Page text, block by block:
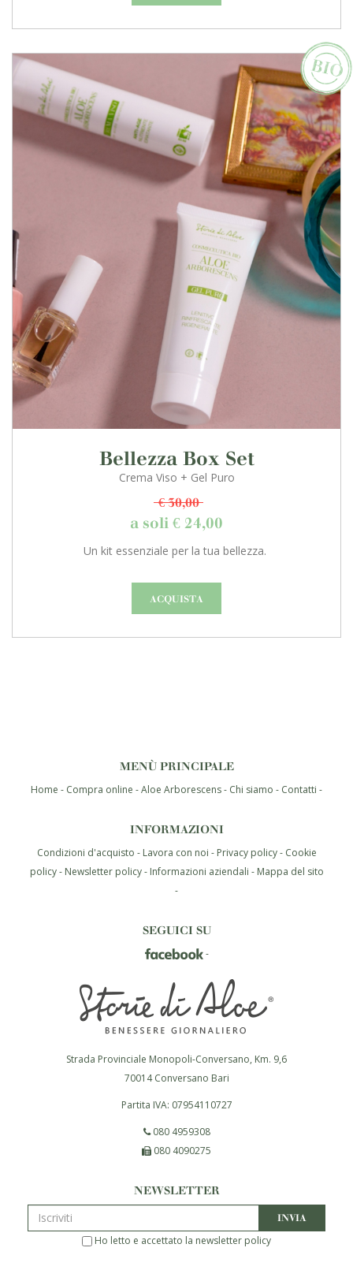
Bellezza Box Set
Crema Viso + Gel Puro
€ 30,00
a soli € 24,00
Un kit essenziale per la tua bellezza.
ACQUISTA
MENÙ PRINCIPALE
Home
Compra online Aloe Arborescens Chi siamo Contatti
INFORMAZIONI
Condizioni d'acquisto
Lavora con noi Privacy policy
Cookie
policy
Newsletter policy Informazioni aziendali Mappa del sito
SEGUICI SU
Strada Provinciale Monopoli-Conversano, Km. 9,6
70014 Conversano Bari
Partita IVA: 07954110727
080 4959308
080 4090275
NEWSLETTER
INVIA
Ho letto e accettato la newsletter policy